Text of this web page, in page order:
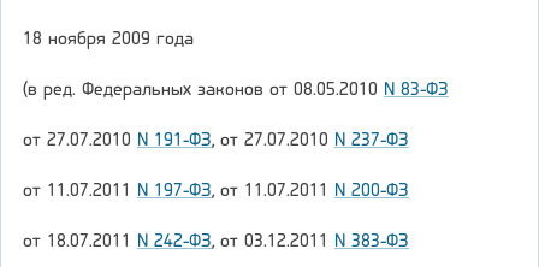
18 ноября 2009 года
(в ред. Федеральных законов от 08.05.2010 N 83-ФЗ
от 27.07.2010 N 191-ФЗ, от 27.07.2010 N 237-ФЗ
от 11.07.2011 N 197-ФЗ, от 11.07.2011 N 200-ФЗ
от 18.07.2011 N 242-ФЗ, от 03.12.2011 N 383-ФЗ